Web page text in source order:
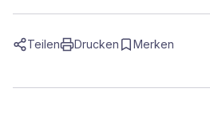
Teilen Drucken Merken